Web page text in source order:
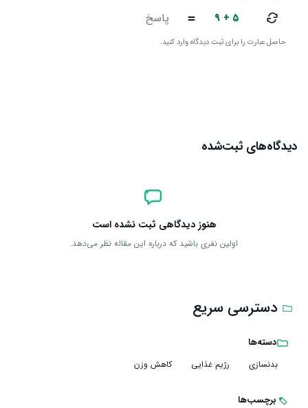
۹ + ۵ =
حاصل عبارت را برای ثبت دیدگاه وارد کنید.
دیدگاه‌های ثبت‌شده
هنوز دیدگاهی ثبت نشده است
اولین نفری باشید که درباره این مقاله نظر می‌دهد.
دسترسی سریع
دسته‌ها
بدنسازی رژیم غذایی کاهش وزن
برچسب‌ها